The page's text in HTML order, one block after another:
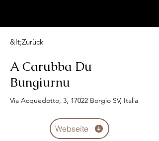
&lt;Zurück
A Carubba Du
Bungiurnu
Via Acquedotto, 3, 17022 Borgio SV, Italia
Webseite